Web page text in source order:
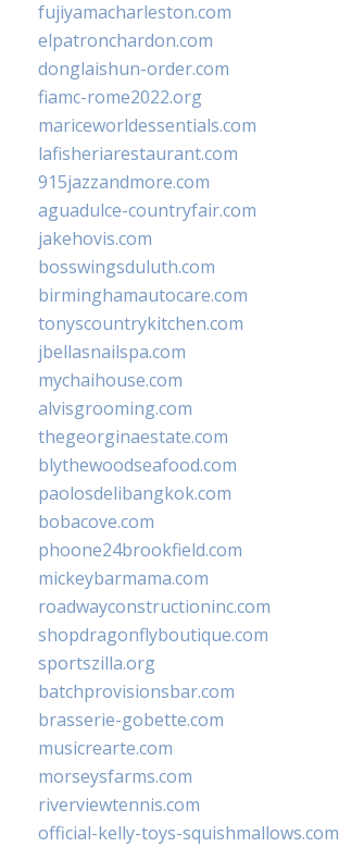
fujiyamacharleston.com
elpatronchardon.com
donglaishun-order.com
fiamc-rome2022.org
mariceworldessentials.com
lafisheriarestaurant.com
915jazzandmore.com
aguadulce-countryfair.com
jakehovis.com
bosswingsduluth.com
birminghamautocare.com
tonyscountrykitchen.com
jbellasnailspa.com
mychaihouse.com
alvisgrooming.com
thegeorginaestate.com
blythewoodseafood.com
paolosdelibangkok.com
bobacove.com
phoone24brookfield.com
mickeybarmama.com
roadwayconstructioninc.com
shopdragonflyboutique.com
sportszilla.org
batchprovisionsbar.com
brasserie-gobette.com
musicrearte.com
morseysfarms.com
riverviewtennis.com
official-kelly-toys-squishmallows.com